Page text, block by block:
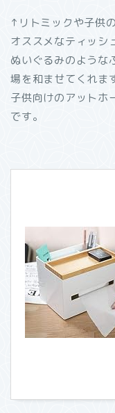
↑リトミックや子供
オススメなティッシ
ぬいぐるみのような
場を和ませてくれま
子供向けのアットホ
です。